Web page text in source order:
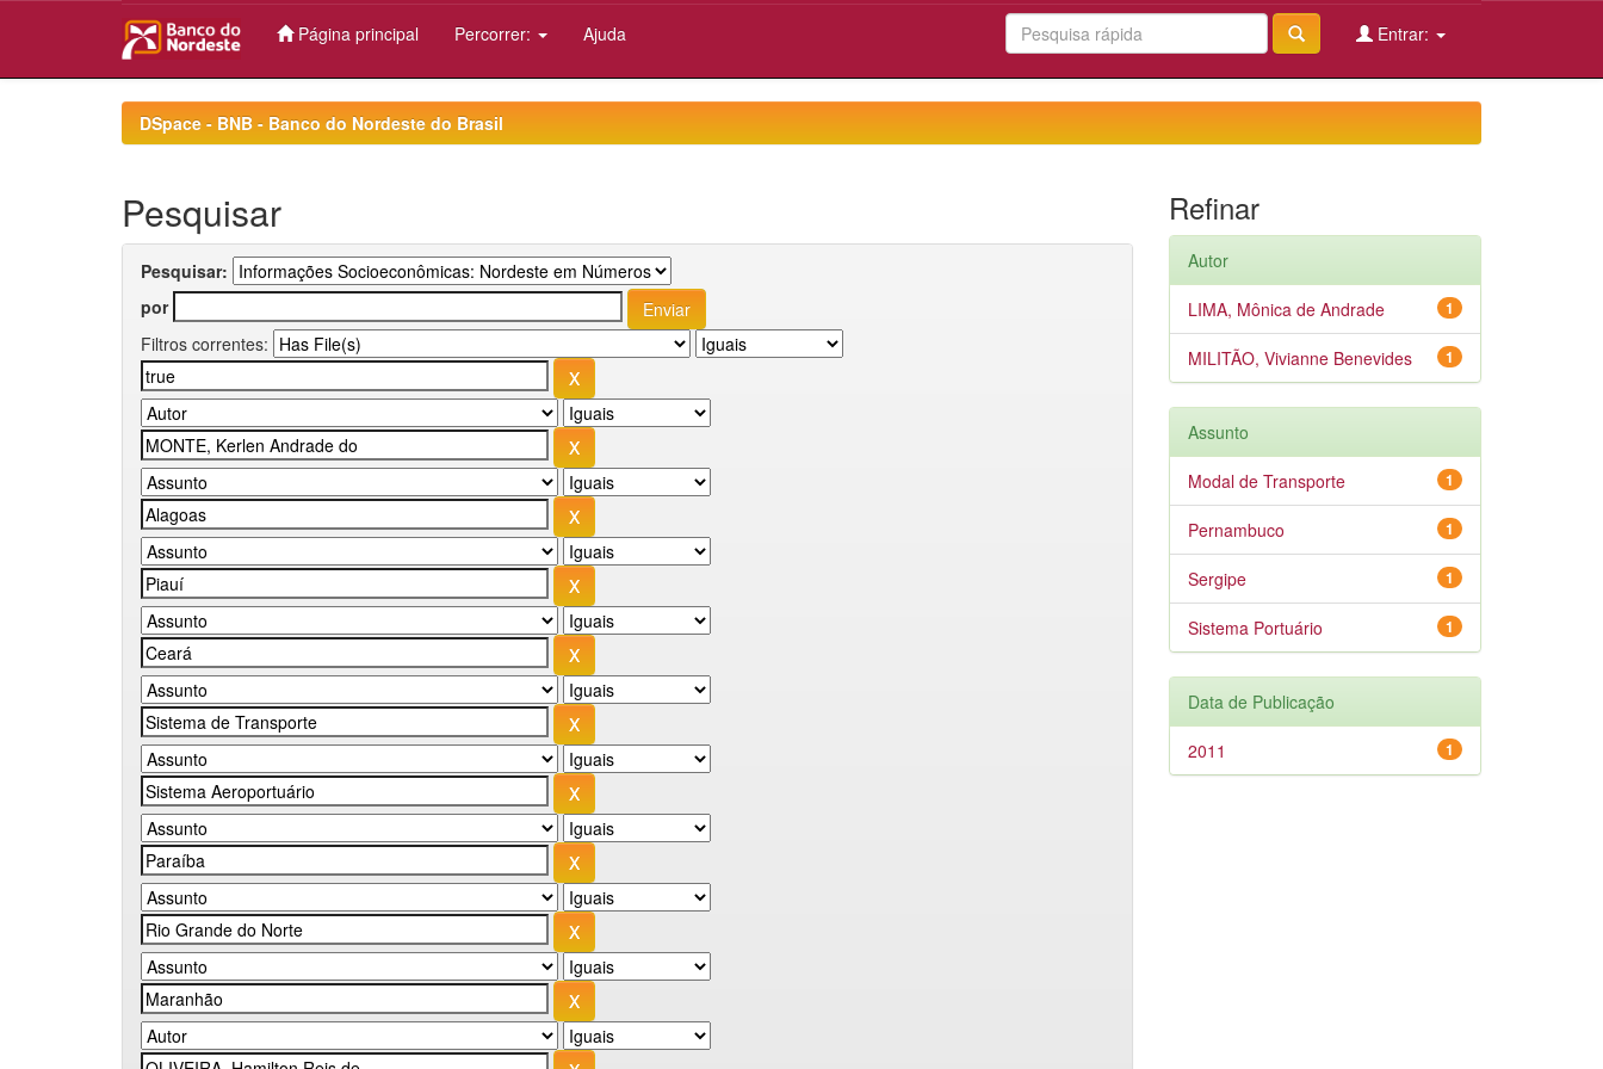
Página principal Percorrer: Ajuda Entrar:
DSpace - BNB - Banco do Nordeste do Brasil
Pesquisar
Pesquisar:
por
Filtros correntes:
Refinar
Autor
1
LIMA, Mônica de Andrade
1
MILITÃO, Vivianne Benevides
Assunto
1
Modal de Transporte
1
Pernambuco
1
Sergipe
1
Sistema Portuário
Data de Publicação
1
2011